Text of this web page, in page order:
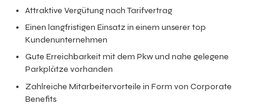
Attraktive Vergütung nach Tarifvertrag
Einen langfristigen Einsatz in einem unserer top
Kundenunternehmen
Gute Erreichbarkeit mit dem Pkw und nahe gelegene
Parkplätze vorhanden
Zahlreiche Mitarbeitervorteile in Form von Corporate
Benefits